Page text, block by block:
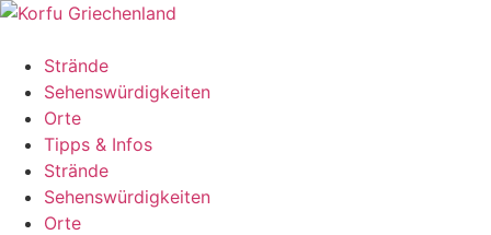
Zum
springenStrände
Sehenswürdigkeiten
Orte
Tipps & Infos
Strände
Sehenswürdigkeiten
Orte